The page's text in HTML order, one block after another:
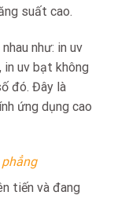
suất cao.
như: in uv
in uv bạt không
đó. Đây là
ứng dụng cao
tiến và đang